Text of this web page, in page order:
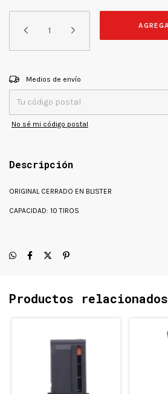
Entregas para el CP:
Medios de envío
No sé mi código postal
Descripción
ORIGINAL CERRADO EN BLISTER
CAPACIDAD: 10 TIROS
Productos relacionados